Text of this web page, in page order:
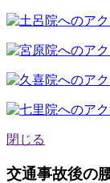
閉じる
交通事故後の